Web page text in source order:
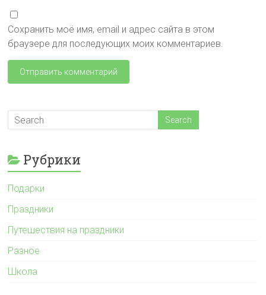
Сохранить моё имя, email и адрес сайта в этом
браузере для последующих моих комментариев.
Рубрики
Подарки
Праздники
Путешествия на праздники
Разное
Школа